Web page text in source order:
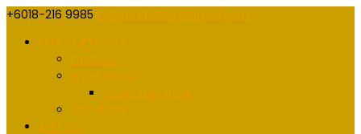
+6018-216 9985